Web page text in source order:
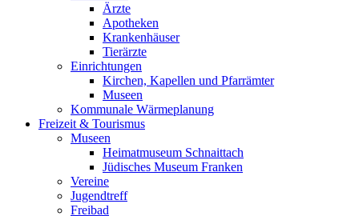
Ärzte
Apotheken
Krankenhäuser
Tierärzte
Einrichtungen
Kirchen, Kapellen und Pfarrämter
Museen
Kommunale Wärmeplanung
Freizeit & Tourismus
Museen
Heimatmuseum Schnaittach
Jüdisches Museum Franken
Vereine
Jugendtreff
Freibad